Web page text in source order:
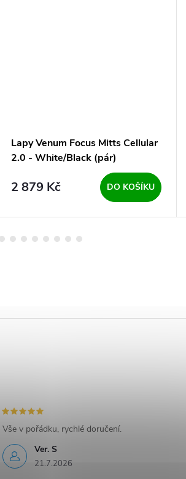
Lapy Venum Focus Mitts Cellular
2.0 - White/Black (pár)
2 879 Kč DO KOŠÍKU
Ver. S
21.7.2026
Vše v pořádku, rychlé doručení.